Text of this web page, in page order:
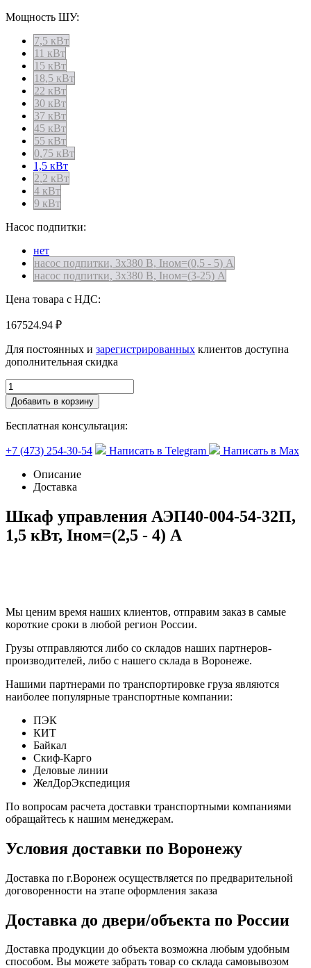
Мощность ШУ:
7,5 кВт
11 кВт
15 кВт
18,5 кВт
22 кВт
30 кВт
37 кВт
45 кВт
55 кВт
0,75 кВт
1,5 кВт
2,2 кВт
4 кВт
9 кВт
Насос подпитки:
нет
насос подпитки, 3х380 В, Iном=(0,5 - 5) А
насос подпитки, 3х380 В, Iном=(3-25) А
Цена товара с НДС:
167524.94 ₽
Для постоянных и зарегистрированных клиентов доступна
дополнительная скидка
Добавить в корзину
Бесплатная консультация:
+7 (473) 254-30-54 Написать в Telegram
Написать в Max
Описание
Доставка
Шкаф управления АЭП40-004-54-32П,
1,5 кВт, Iном=(2,5 - 4) А
Мы ценим время наших клиентов, отправим заказ в самые
короткие сроки в любой регион России.
Грузы отправляются либо со складов наших партнеров-
производителей, либо с нашего склада в Воронеже.
Нашими партнерами по транспортировке груза являются
наиболее популярные транспортные компании:
ПЭК
КИТ
Байкал
Скиф-Карго
Деловые линии
ЖелДорЭкспедиция
По вопросам расчета доставки транспортными компаниями
обращайтесь к нашим менеджерам.
Условия доставки по Воронежу
Доставка по г.Воронеж осуществляется по предварительной
договоренности на этапе оформления заказа
Доставка до двери/объекта по России
Доставка продукции до объекта возможна любым удобным
способом. Вы можете забрать товар со склада самовывозом